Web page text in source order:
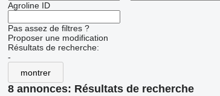
Agroline ID
Pas assez de filtres ?
Proposer une modification
Résultats de recherche:
-
montrer
8 annonces: Résultats de recherche